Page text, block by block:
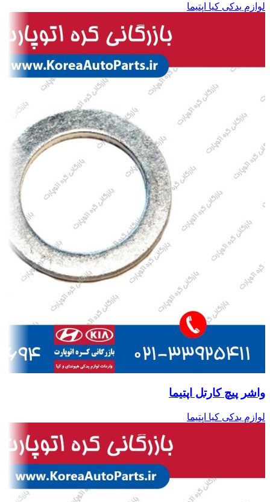
لوازم یدکی کیا اپتیما
واشر پیچ کارتل اپتیما
لوازم یدکی کیا اپتیما